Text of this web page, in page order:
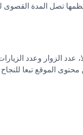
تصل المدة القصوى
الزوار وعدد الزيارات
محتوى الموقع تبعا